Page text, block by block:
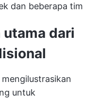
dan beberapa tim
utama dari
mengilustrasikan
untuk